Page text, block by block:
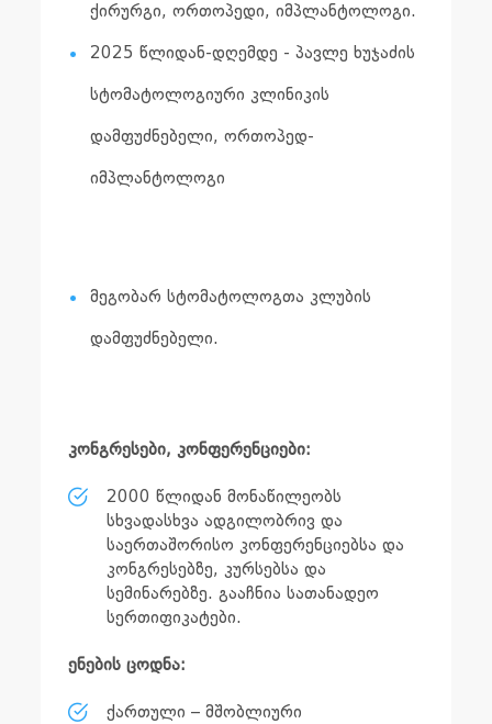
ქირურგი, ორთოპედი, იმპლანტოლოგი.
2025 წლიდან-დღემდე - პავლე ხუჯაძის
სტომატოლოგიური კლინიკის
დამფუძნებელი, ორთოპედ-
იმპლანტოლოგი
მეგობარ სტომატოლოგთა კლუბის
დამფუძნებელი.
კონგრესები, კონფერენციები:
2000 წლიდან მონაწილეობს
სხვადასხვა ადგილობრივ და
საერთაშორისო კონფერენციებსა და
კონგრესებზე, კურსებსა და
სემინარებზე. გააჩნია სათანადეო
სერთიფიკატები.
ენების ცოდნა:
ქართული – მშობლიური